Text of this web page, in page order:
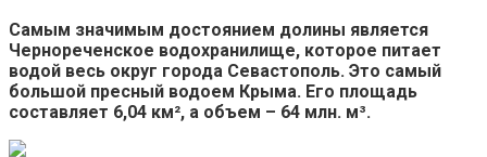
Самым значимым достоянием долины является
Чернореченское водохранилище, которое питает
водой весь округ города Севастополь. Это самый
большой пресный водоем Крыма. Его площадь
составляет 6,04 км², а объем – 64 млн. м³.